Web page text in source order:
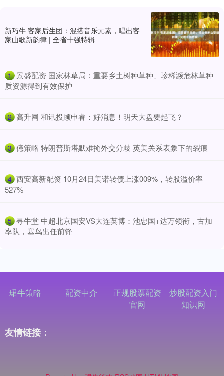
新巧牛 客家后生团：混搭音乐元素，唱出客
家山歌新韵律 | 全省十强特辑
1 ​景盛配资 国家林草局：重要乡土树种草种、珍稀濒危林草种
质资源得到有效保护
2 ​高升网 和讯投顾申睿：好消息！明天大盘要起飞？
3 ​億策略 特朗普斯塔默难掩外交分歧 英美关系表象下的裂痕
4 ​西安高新配资 10月24日美诺转债上涨009%，转股溢价率
527%
5 ​寻牛堂 中超北京国安VS大连英博：池忠国+达万领衔，古加
率队，塞鸟出任前锋
珺牛策略 配资中介
正规股票配资
官网
炒股配资入门
知识网
友情链接：